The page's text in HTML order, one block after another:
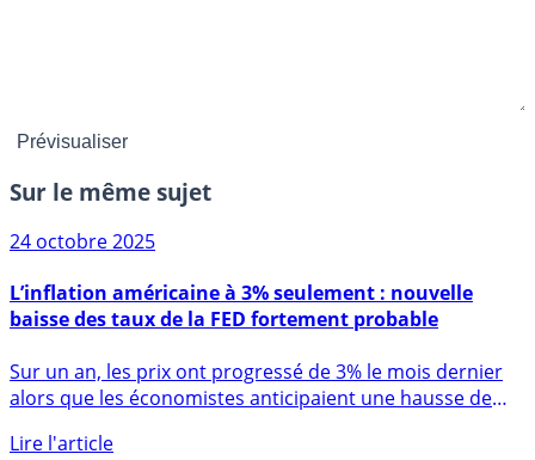
Sur le même sujet
24 octobre 2025
baisse des taux de la FED fortement probable
alors que les économistes anticipaient une hausse de